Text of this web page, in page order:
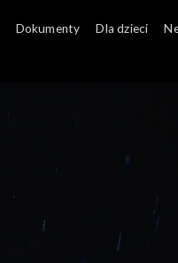
Dokumenty Dla dzieci